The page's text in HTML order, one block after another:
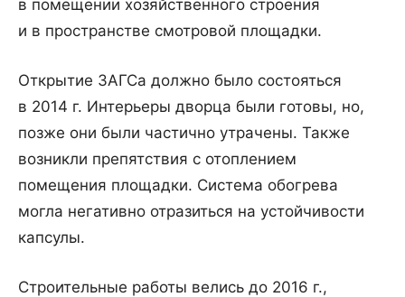
в помещении хозяйственного строения
и в пространстве смотровой площадки.
Открытие ЗАГСа должно было состояться
в 2014 г. Интерьеры дворца были готовы, но,
позже они были частично утрачены. Также
возникли препятствия с отоплением
помещения площадки. Система обогрева
могла негативно отразиться на устойчивости
капсулы.
Строительные работы велись до 2016 г.,